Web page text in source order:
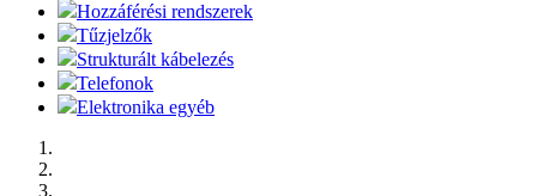
Hozzáférési rendszerek
Tűzjelzők
Strukturált kábelezés
Telefonok
Elektronika egyéb